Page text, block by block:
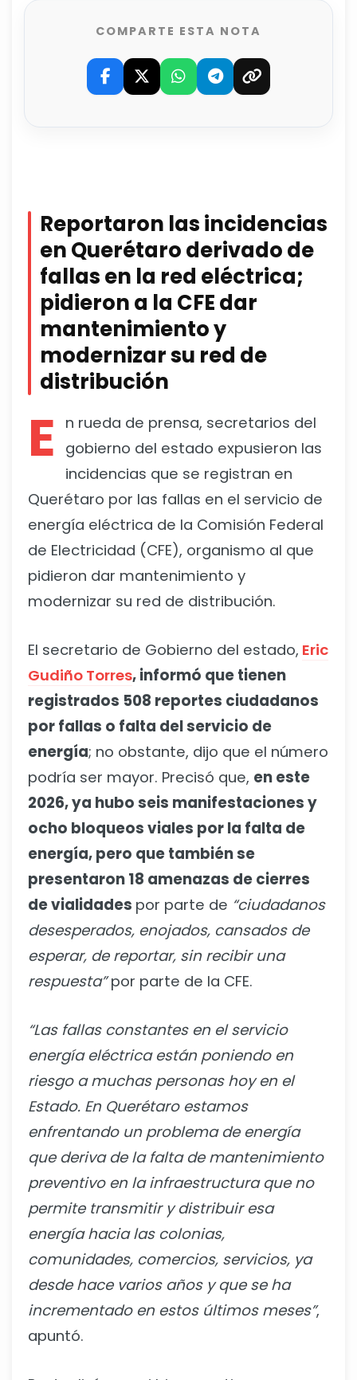
COMPARTE ESTA NOTA
Reportaron las incidencias
en Querétaro derivado de
fallas en la red eléctrica;
pidieron a la CFE dar
mantenimiento y
modernizar su red de
distribución
E
n rueda de prensa, secretarios del
gobierno del estado expusieron las
incidencias que se registran en
Querétaro por las fallas en el servicio de
energía eléctrica de la Comisión Federal
de Electricidad (CFE), organismo al que
pidieron dar mantenimiento y
modernizar su red de distribución.
El secretario de Gobierno del estado, Eric
Gudiño Torres, informó que tienen
registrados 508 reportes ciudadanos
por fallas o falta del servicio de
energía; no obstante, dijo que el número
podría ser mayor. Precisó que, en este
2026, ya hubo seis manifestaciones y
ocho bloqueos viales por la falta de
energía, pero que también se
presentaron 18 amenazas de cierres
de vialidades por parte de “ciudadanos
desesperados, enojados, cansados de
esperar, de reportar, sin recibir una
respuesta”por parte de la CFE.
“Las fallas constantes en el servicio
energía eléctrica están poniendo en
riesgo a muchas personas hoy en el
Estado. En Querétaro estamos
enfrentando un problema de energía
que deriva de la falta de mantenimiento
preventivo en la infraestructura que no
permite transmitir y distribuir esa
energía hacia las colonias,
comunidades, comercios, servicios, ya
desde hace varios años y que se ha
incrementado en estos últimos meses”,
apuntó.